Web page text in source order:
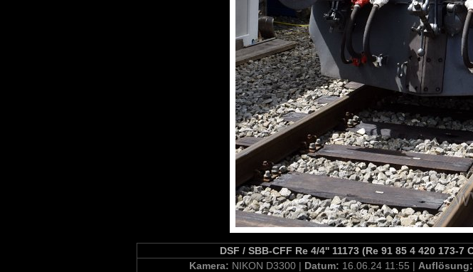
DSF / SBB-CFF Re 4/4'' 11173 (Re 91 85 4 420 173-
Kamera: NIKON D3300 | Datum: 16.06.24 11:55 | Auflösung: